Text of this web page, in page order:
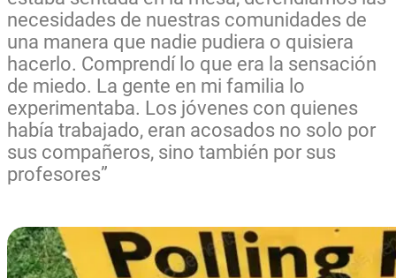
necesidades de nuestras comunidades de
una manera que nadie pudiera o quisiera
hacerlo. Comprendí lo que era la sensación
de miedo. La gente en mi familia lo
experimentaba. Los jóvenes con quienes
había trabajado, eran acosados no solo por
sus compañeros, sino también por sus
profesores”